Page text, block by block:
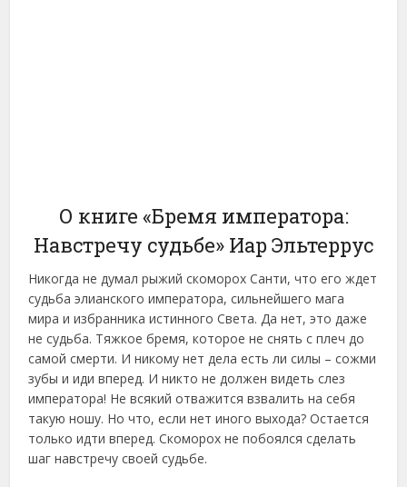
О книге «Бремя императора:
Навстречу судьбе» Иар Эльтеррус
Никогда не думал рыжий скоморох Санти, что его ждет
судьба элианского императора, сильнейшего мага
мира и избранника истинного Света. Да нет, это даже
не судьба. Тяжкое бремя, которое не снять с плеч до
самой смерти. И никому нет дела есть ли силы – сожми
зубы и иди вперед. И никто не должен видеть слез
императора! Не всякий отважится взвалить на себя
такую ношу. Но что, если нет иного выхода? Остается
только идти вперед. Скоморох не побоялся сделать
шаг навстречу своей судьбе.